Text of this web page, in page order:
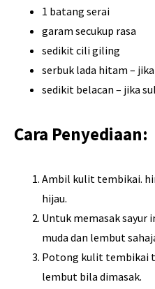
1 batang serai
garam secukup rasa
sedikit cili giling
serbuk lada hitam – jika
sedikit belacan – jika
Cara Penyediaan:
Ambil kulit tembikai.
hijau.
Untuk memasak sayur
muda dan lembut
Potong kulit tembikai
lembut bila dimasak.